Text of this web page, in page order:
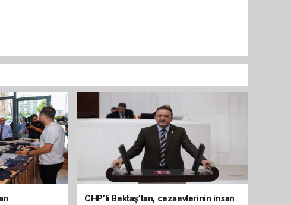
CHP’li Bektaş’tan, cezaevlerinin insan